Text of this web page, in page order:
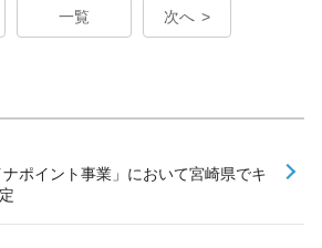
一覧 次へ
ポイント事業」において宮崎県でキ